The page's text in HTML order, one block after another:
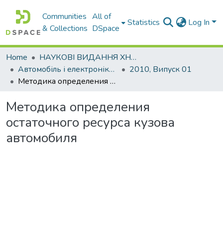
Communities
& Collections
All of
DSpace
Statistics Log In
Home
НАУКОВІ ВИДАННЯ ХНАДУ
Автомобіль і електроніка. Сучасні технології
2010, Випуск 01
Методика определения остаточного ресурса кузова автомобиля
Методика определения
остаточного ресурса кузова
автомобиля